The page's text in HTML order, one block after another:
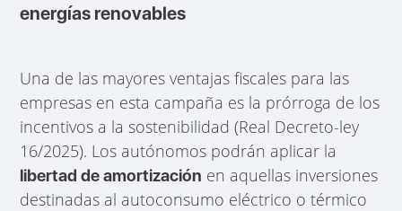
energías renovables
Una de las mayores ventajas fiscales para las
empresas en esta campaña es la prórroga de los
incentivos a la sostenibilidad (Real Decreto-ley
16/2025). Los autónomos podrán aplicar la
libertad de amortización en aquellas inversiones
destinadas al autoconsumo eléctrico o térmico